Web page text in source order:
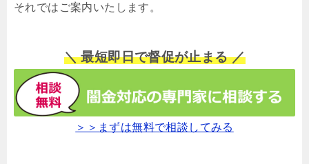
それではご案内いたします。
＼ 最短即日で督促が止まる ／
＞＞まずは無料で相談してみる